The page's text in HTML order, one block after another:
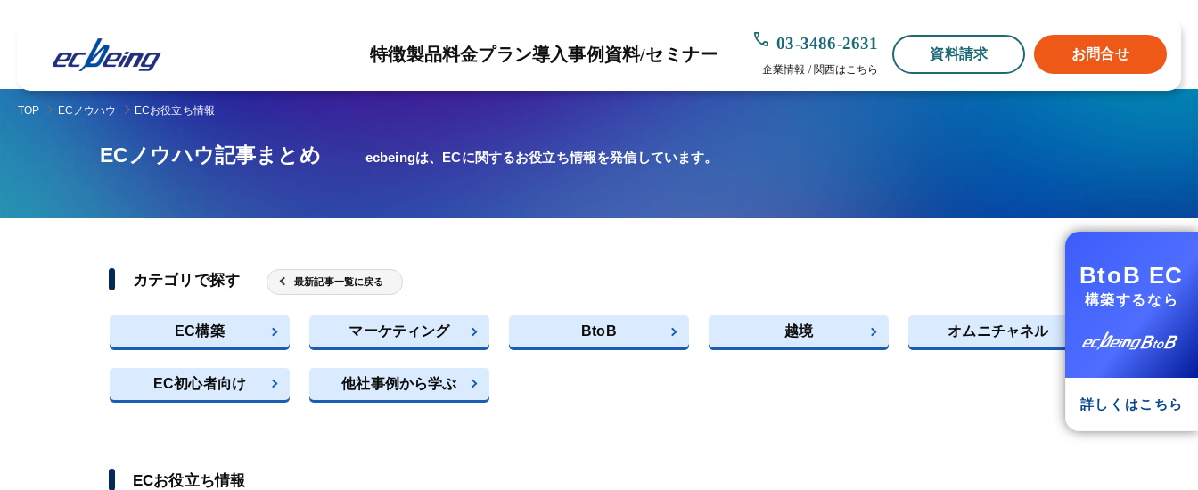
特徴製品料金プラン導入事例資料/セミナー
03-3486-2631
企業情報 / 関西はこちら
資料請求 お問合せ
BtoB EC
構築するなら
詳しくはこちら
TOP ECノウハウ ECお役立ち情報
ECノウハウ記事まとめ ecbeingは、ECに関するお役立ち情報を発信しています。
カテゴリで探す 最新記事一覧に戻る
EC構築 マーケティング BtoB 越境 オムニチャネル
EC初心者向け 他社事例から学ぶ
ECお役立ち情報